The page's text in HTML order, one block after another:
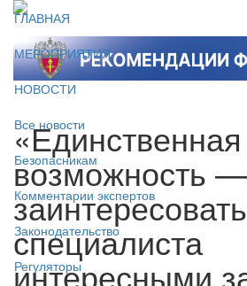
ГЛАВНАЯ
МЕРОПРИЯТИЯ
НОВОСТИ
Все новости
Безопасникам
Комментарии экспертов
Законодательство
Регуляторы
«Единственная
возможность —
заинтересовать
специалиста
интересными